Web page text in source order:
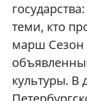
теми, кто
марш Сезон
культуры. В